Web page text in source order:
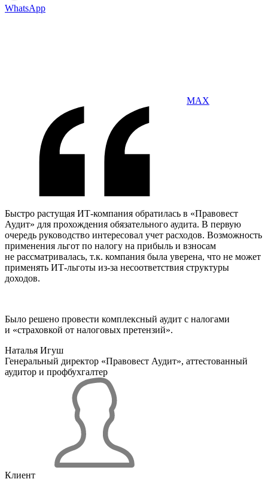
WhatsApp
MAX
Быстро растущая ИТ-компания обратилась в «Правовест
Аудит» для прохождения обязательного аудита. В первую
очередь руководство интересовал учет расходов. Возможность
применения льгот по налогу на прибыль и взносам
не рассматривалась, т.к. компания была уверена, что не может
применять ИТ-льготы из-за несоответствия структуры
доходов.
Было решено провести комплексный аудит с налогами
и «страховкой от налоговых претензий».
Наталья Игуш
Генеральный директор «Правовест Аудит», аттестованный
аудитор и профбухгалтер
Клиент